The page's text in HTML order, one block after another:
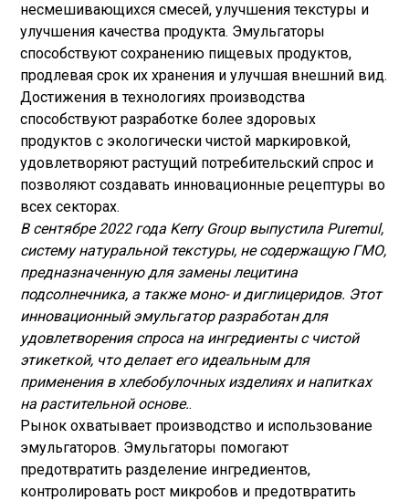
несмешивающихся смесей, улучшения текстуры и
улучшения качества продукта. Эмульгаторы
способствуют сохранению пищевых продуктов,
продлевая срок их хранения и улучшая внешний вид.
Достижения в технологиях производства
способствуют разработке более здоровых
продуктов с экологически чистой маркировкой,
удовлетворяют растущий потребительский спрос и
позволяют создавать инновационные рецептуры во
всех секторах.
В сентябре 2022 года Kerry Group выпустила Puremul,
систему натуральной текстуры, не содержащую ГМО,
предназначенную для замены лецитина
подсолнечника, а также моно- и диглицеридов. Этот
инновационный эмульгатор разработан для
удовлетворения спроса на ингредиенты с чистой
этикеткой, что делает его идеальным для
применения в хлебобулочных изделиях и напитках
на растительной основе..
Рынок охватывает производство и использование
эмульгаторов. Эмульгаторы помогают
предотвратить разделение ингредиентов,
контролировать рост микробов и предотвратить